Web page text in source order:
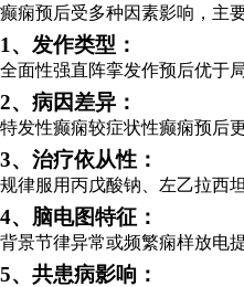
癫痫预后受多种因素影响，主
1、发作类型：
全面性强直阵挛发作预后优于
2、病因差异：
特发性癫痫较症状性癫痫预后
3、治疗依从性：
规律服用丙戊酸钠、左乙拉西
4、脑电图特征：
背景节律异常或频繁痫样放电
5、共患病影响：